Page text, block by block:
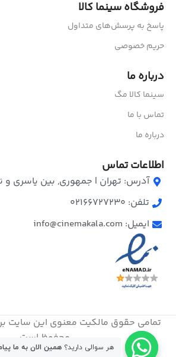
فروشگاه سینما کالا
پاسخ به پرسش‌های متداول
حریم خصوصی
درباره ما
سینما کالا مگ
تماس با ما
درباره ما
اطلاعات تماس
آدرس: تهران | جمهوری, بین یاسری و
تلفن: 02166727230
ایمیل: info@cinemakala.com
تمامی حقوق مالکیت معنوی این ‌سایت
محفوظ است.
هر سوالی دارید؟ همین الان به ما